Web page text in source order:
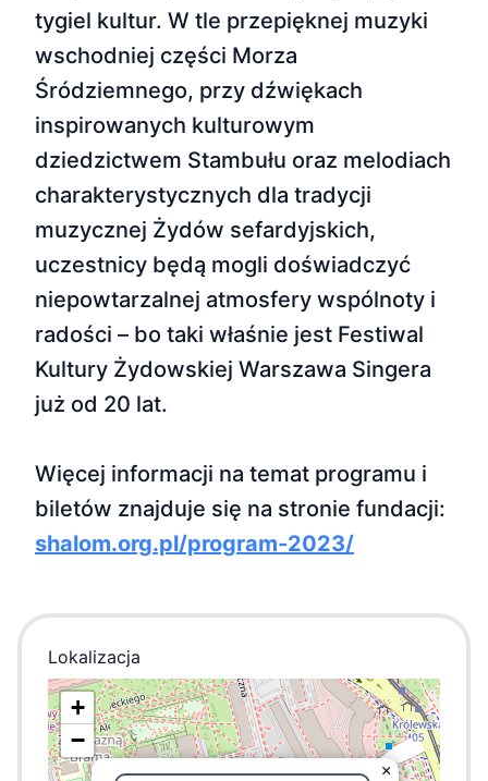
tygiel kultur. W tle przepięknej muzyki
wschodniej części Morza
Śródziemnego, przy dźwiękach
inspirowanych kulturowym
dziedzictwem Stambułu oraz melodiach
charakterystycznych dla tradycji
muzycznej Żydów sefardyjskich,
uczestnicy będą mogli doświadczyć
niepowtarzalnej atmosfery wspólnoty i
radości – bo taki właśnie jest Festiwal
Kultury Żydowskiej Warszawa Singera
już od 20 lat.
Więcej informacji na temat programu i
biletów znajduje się na stronie fundacji:
shalom.org.pl/program-2023/
Lokalizacja
×
+
−